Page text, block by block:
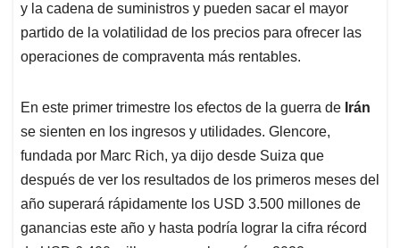
y la cadena de suministros y pueden sacar el mayor
partido de la volatilidad de los precios para ofrecer las
operaciones de compraventa más rentables.
En este primer trimestre los efectos de la guerra de Irán
se sienten en los ingresos y utilidades. Glencore,
fundada por Marc Rich, ya dijo desde Suiza que
después de ver los resultados de los primeros meses del
año superará rápidamente los USD 3.500 millones de
ganancias este año y hasta podría lograr la cifra récord